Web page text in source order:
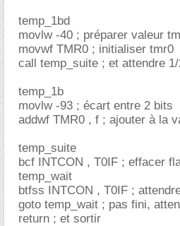
temp_1bd
movlw -40 ; préparer valeur
movwf TMR0 ; initialiser tmr0
call temp_suite ; et attendre
temp_1b
movlw -93 ; écart entre 2 bits
addwf TMR0 , f ; ajouter à la
temp_suite
bcf INTCON , T0IF ; effacer
temp_wait
btfss INTCON , T0IF ;
goto temp_wait ; pas fini,
return ; et sortir